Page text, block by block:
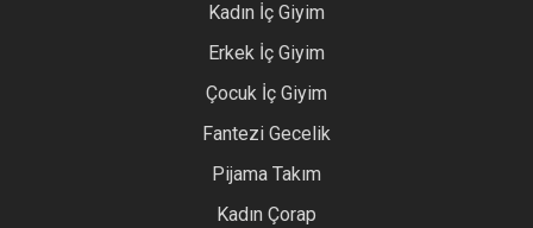
Kadın İç Giyim
Erkek İç Giyim
Çocuk İç Giyim
Fantezi Gecelik
Pijama Takım
Kadın Çorap